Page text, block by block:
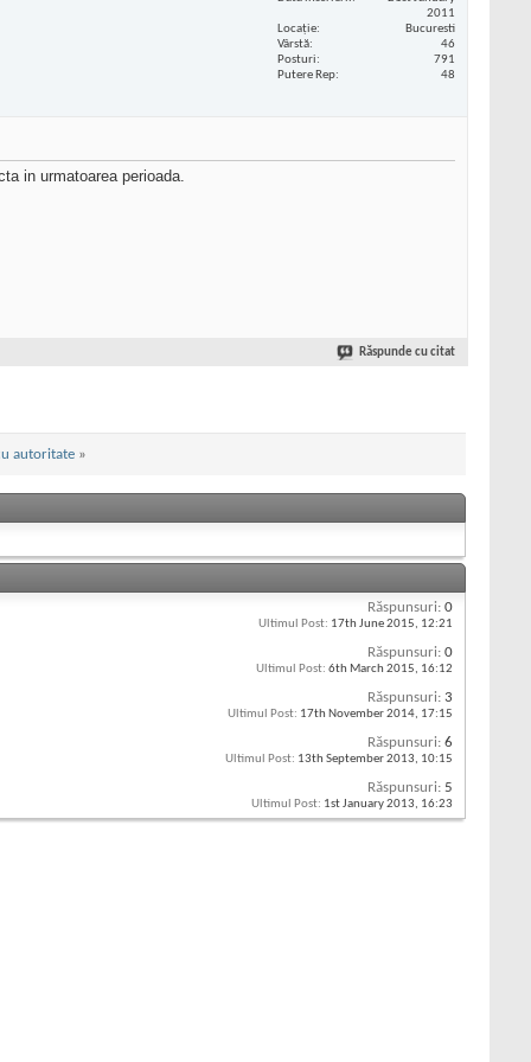
2011
Locaţie
Bucuresti
Vârstă
46
Posturi
791
Putere Rep
48
in urmatoarea perioada.
Răspunde cu citat
autoritate »
Răspunsuri: 0
Ultimul Post: 17th June 2015, 12:21
Răspunsuri: 0
Ultimul Post: 6th March 2015, 16:12
Răspunsuri: 3
Ultimul Post: 17th November 2014, 17:15
Răspunsuri: 6
Ultimul Post: 13th September 2013, 10:15
Răspunsuri: 5
Ultimul Post: 1st January 2013, 16:23